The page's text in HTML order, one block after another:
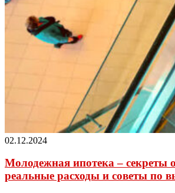
02.12.2024
Молодежная ипотека – секреты
реальные расходы и советы по